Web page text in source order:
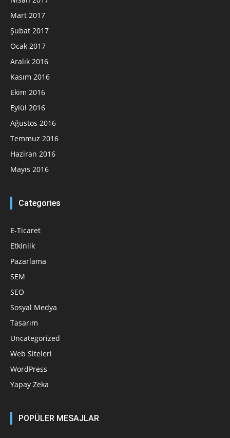
Mart 2017
Şubat 2017
Ocak 2017
Aralık 2016
Kasım 2016
Ekim 2016
Eylül 2016
Ağustos 2016
Temmuz 2016
Haziran 2016
Mayıs 2016
Categories
E-Ticaret
Etkinlik
Pazarlama
SEM
SEO
Sosyal Medya
Tasarım
Uncategorized
Web Siteleri
WordPress
Yapay Zeka
POPÜLER MESAJLAR